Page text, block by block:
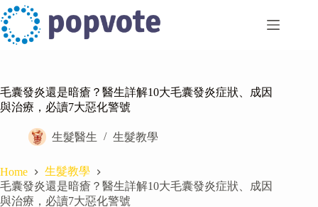
Skip
to
content
毛囊發炎還是暗瘡？醫生詳解10大毛囊發炎症狀、成因
與治療，必讀7大惡化警號
生髮醫生 生髮教學
Home
生髮教學
毛囊發炎還是暗瘡？醫生詳解10大毛囊發炎症狀、成因
與治療，必讀7大惡化警號